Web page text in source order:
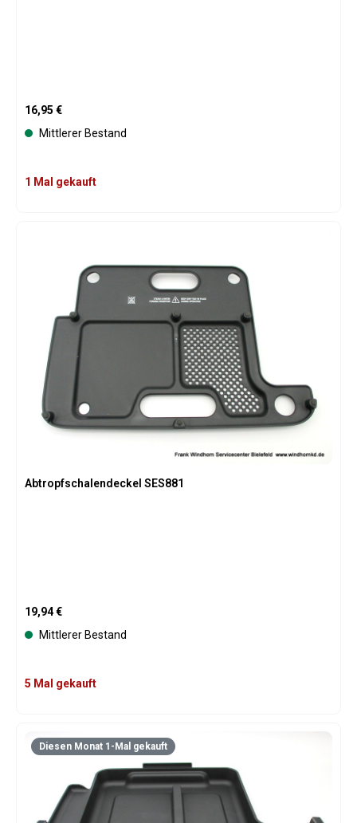
Regulärer Preis:
16,95 €
Mittlerer Bestand
1 Mal gekauft
Abtropfschalendeckel SES881
Regulärer Preis:
19,94 €
Mittlerer Bestand
5 Mal gekauft
Diesen Monat 1-Mal gekauft